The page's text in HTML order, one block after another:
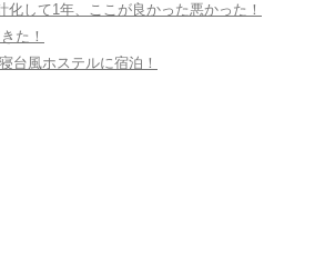
化して1年、ここが良かった悪かった！
た！
台風ホステルに宿泊！